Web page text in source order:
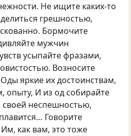
Не ищите каких-то
грешностью,
Бормочите
мужчин
усыпайте фразами,
Возносите
яркие их достоинствам,
опыту, И из од собирайте
неспешностью,
Говорите
как вам, это тоже